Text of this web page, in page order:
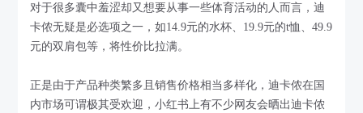
对于很多囊中羞涩却又想要从事一些体育活动的人而言，迪
卡侬无疑是必选项之一，如14.9元的水杯、19.9元的t恤、49.9
元的双肩包等，将性价比拉满。
正是由于产品种类繁多且销售价格相当多样化，迪卡侬在国
内市场可谓极其受欢迎，小红书上有不少网友会晒出迪卡侬